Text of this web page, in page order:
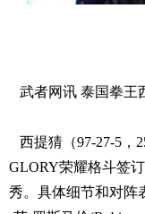
武者网讯 泰国拳王
西提猜 （97-27-5，
GLORY荣耀格斗签
秀。具体细节和对阵